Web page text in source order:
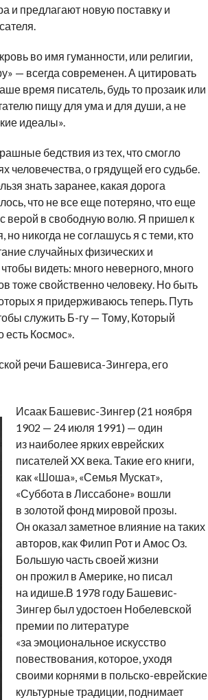
и предлагают новую поставку и
во имя гуманности, или религии,
— всегда современен. А цитировать
время писатель, будь то прозаик или
пищу для ума и для души, а не
идеалы».
бедствия из тех, что смогло
человечества, о грядущей его судьбе.
знать заранее, какая дорога
что не все еще потеряно, что еще
верой в свободную волю. Я пришел к
никогда не соглашусь я с теми, кто
случайных физических и
видеть: много неверного, много
тоже свойственно человеку. Но быть
я придерживаюсь теперь. Путь
служить Б-гу — Тому, Который
есть Космос».
речи Башевиса-Зингера, его
Исаак Башевис-Зингер (21 ноября
1902 — 24 июля 1991) — один
из наиболее ярких еврейских
писателей XX века. Такие его книги,
как «Шоша», «Семья Мускат»,
«Суббота в Лиссабоне» вошли
в золотой фонд мировой прозы.
Он оказал заметное влияние на таких
авторов, как Филип Рот и Амос Оз.
Большую часть своей жизни
он прожил в Америке, но писал
на идише.В 1978 году Башевис-
Зингер был удостоен Нобелевской
премии по литературе
«за эмоциональное искусство
повествования, которое, уходя
своими корнями в польско-еврейские
культурные традиции, поднимает